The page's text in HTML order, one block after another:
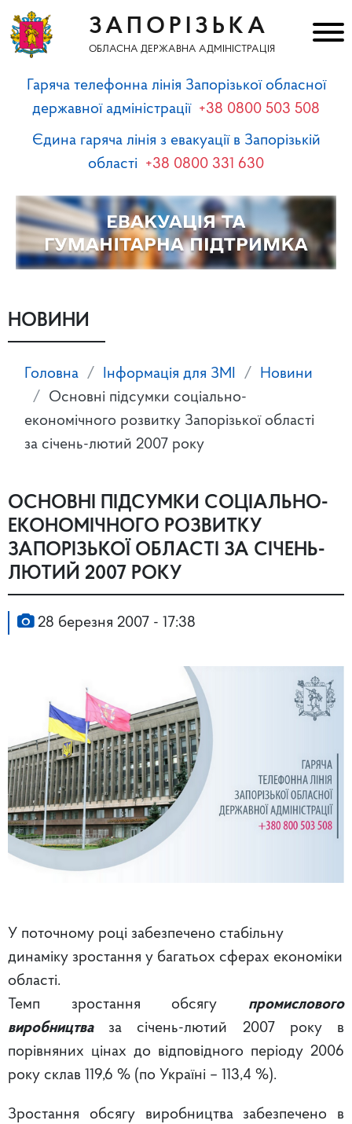
ЗАПОРІЗЬКА
ОБЛАСНА ДЕРЖАВНА АДМІНІСТРАЦІЯ
Гаряча телефонна лінія Запорізької обласної
державної адміністрації +38 0800 503 508
Єдина гаряча лінія з евакуації в Запорізькій
області +38 0800 331 630
НОВИНИ
Головна Інформація для ЗМІ
Новини
Oсновні підсумки соціально-
економічного розвитку Запорізької області
за січень-лютий 2007 року
OСНОВНІ ПІДСУМКИ СОЦІАЛЬНО-
ЕКОНОМІЧНОГО РОЗВИТКУ
ЗАПОРІЗЬКОЇ ОБЛАСТІ ЗА СІЧЕНЬ-
ЛЮТИЙ 2007 РОКУ
28 березня 2007 - 17:38
У поточному році забезпечено стабільну
динаміку зростання у багатьох сферах економіки
області.
Темп зростання обсягу промислового
виробництваза січень-лютий 2007 року в
порівняних цінах до відповідного періоду 2006
року склав 119,6 % (по Україні – 113,4 %).
Зростання обсягу виробництва забезпечено в